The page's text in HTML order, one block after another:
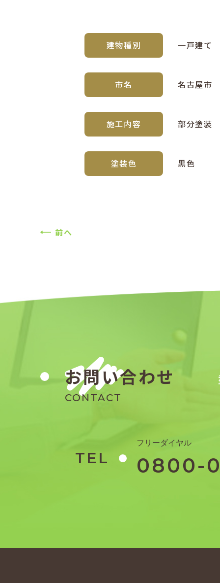
建物種別 一戸建て
市名 名古屋市
施工内容 部分塗装
塗装色 黒色
前へ
お問い合わせ
CONTACT
TEL
フリーダイヤル
0800-